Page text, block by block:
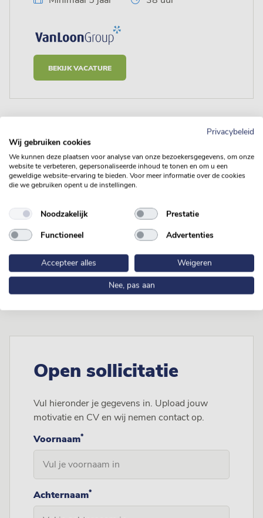
BEKIJK VACATURE
tussen?
Maar ben je wel enthousiast geworden over Van Loon
Group? We maken graag kennis met je! Vul bijgaand
formulier in en wij nemen contact op met je.
Open sollicitatie
Vul hieronder je gegevens in. Upload jouw
motivatie en CV en wij nemen contact op.
Voornaam*
Achternaam*
Privacybeleid
Wij gebruiken cookies
We kunnen deze plaatsen voor analyse van onze bezoekersgegevens, om onze
website te verbeteren, gepersonaliseerde inhoud te tonen en om u een
geweldige website-ervaring te bieden. Voor meer informatie over de cookies
die we gebruiken opent u de instellingen.
Noodzakelijk
Prestatie
Functioneel
Advertenties
Accepteer alles
Weigeren
Nee, pas aan